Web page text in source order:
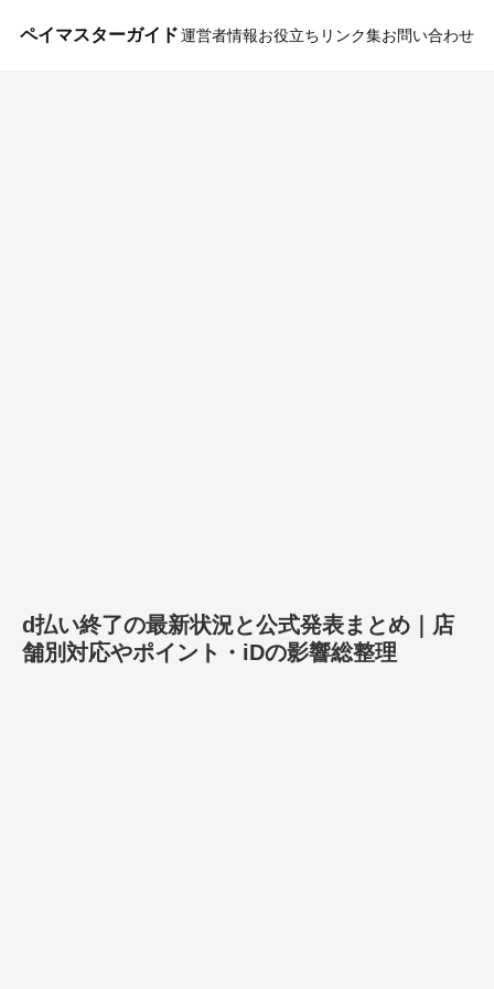
ペイマスターガイド運営者情報お役立ちリンク集お問い合わせ
d払い終了の最新状況と公式発表まとめ｜店
舗別対応やポイント・iDの影響総整理